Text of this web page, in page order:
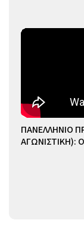
ΠΑΝΕΛΛΗΝΙΟ
ΑΓΩΝΙΣΤΙΚΗ):